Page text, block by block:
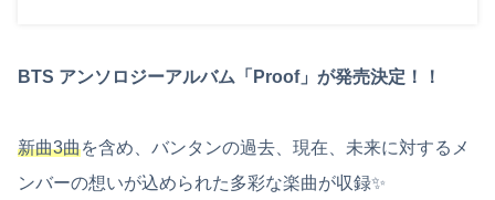
BTS アンソロジーアルバム「Proof」が発売決定！！
新曲3曲を含め、バンタンの過去、現在、未来に対するメ
ンバーの想いが込められた多彩な楽曲が収録✨